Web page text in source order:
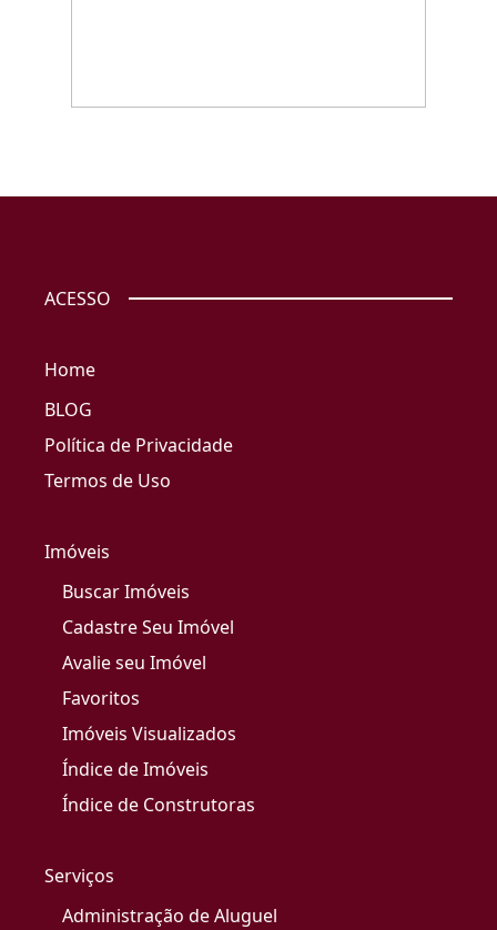
ACESSO
Home
BLOG
Política de Privacidade
Termos de Uso
Imóveis
Buscar Imóveis
Cadastre Seu Imóvel
Avalie seu Imóvel
Favoritos
Imóveis Visualizados
Índice de Imóveis
Índice de Construtoras
Serviços
Administração de Aluguel